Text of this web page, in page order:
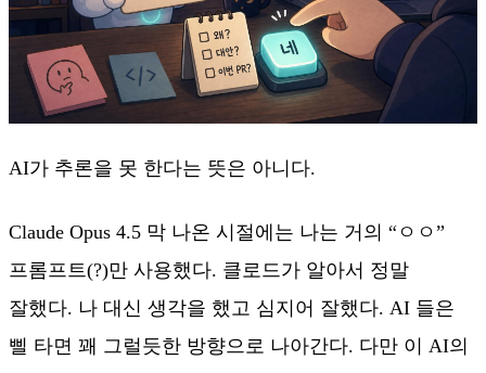
AI가 추론을 못 한다는 뜻은 아니다.
Claude Opus 4.5 막 나온 시절에는 나는 거의 “ㅇㅇ”
프롬프트(?)만 사용했다. 클로드가 알아서 정말
잘했다. 나 대신 생각을 했고 심지어 잘했다. AI 들은
삘 타면 꽤 그럴듯한 방향으로 나아간다. 다만 이 AI의